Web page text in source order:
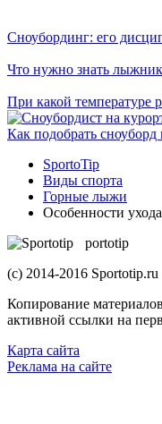
Сноубординг: его
Что нужно знать
При какой температуре
Как подобрать сноуборд
SportoTip
Виды спорта
Горные лыжи
Особенности
portotip
(с) 2014-2016
Копирование
активной ссылки на
Карта сайта
Реклама на сайте